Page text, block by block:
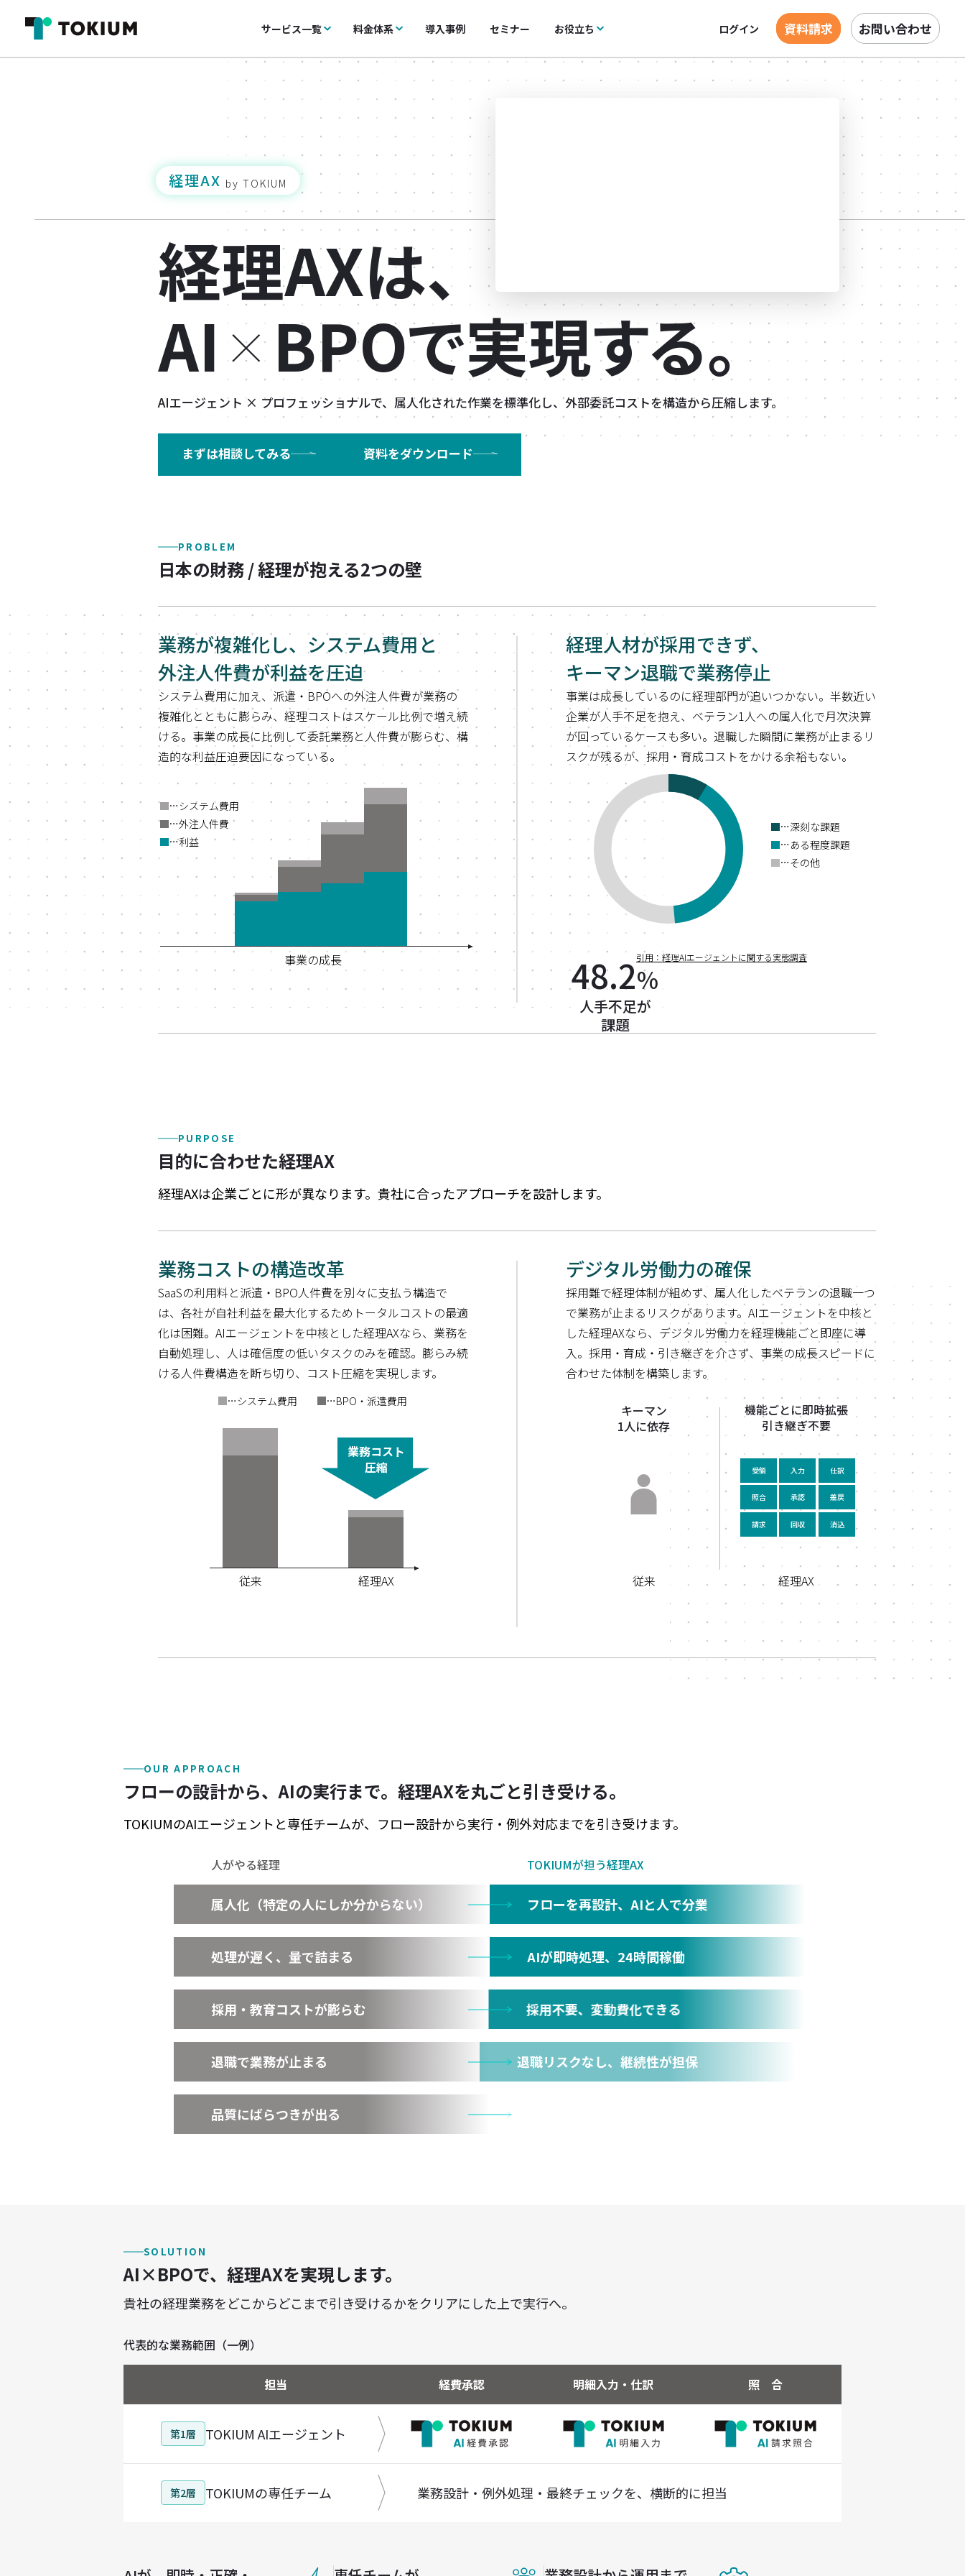
サービス一覧 料金体系 導入事例 セミナー お役立ち ログイン 資料請求 お問い合わせ
経理AX by TOKIUM
経理AXは、
AI × BPOで実現する。
AIエージェント × プロフェッショナルで、属人化された作業を標準化し、外部委託コストを構造から圧縮します。
まずは相談してみる 資料をダウンロード
PROBLEM
日本の財務 / 経理が抱える2つの壁
業務が複雑化し、システム費用と
外注人件費が利益を圧迫
システム費用に加え、派遣・BPOへの外注人件費が業務の
複雑化とともに膨らみ、経理コストはスケール比例で増え続
ける。事業の成長に比例して委託業務と人件費が膨らむ、構
造的な利益圧迫要因になっている。
…システム費用
…外注人件費
…利益
事業の成長
経理人材が採用できず、
キーマン退職で業務停止
事業は成長しているのに経理部門が追いつかない。半数近い
企業が人手不足を抱え、ベテラン1人への属人化で月次決算
が回っているケースも多い。退職した瞬間に業務が止まるリ
スクが残るが、採用・育成コストをかける余裕もない。
48.2%
人手不足が
課題
…深刻な課題
…ある程度課題
…その他
引用：経理AIエージェントに関する実態調査
PURPOSE
目的に合わせた経理AX
経理AXは企業ごとに形が異なります。 貴社に合ったアプローチを設計します。
業務コストの構造改革
SaaSの利用料と派遣・BPO人件費を別々に支払う構造で
は、各社が自社利益を最大化するためトータルコストの最適
化は困難。AIエージェントを中核とした経理AXなら、業務を
自動処理し、人は確信度の低いタスクのみを確認。膨らみ続
ける人件費構造を断ち切り、コスト圧縮を実現します。
…システム費用 …BPO・派遣費用
業務コスト
圧縮
従来 経理AX
デジタル労働力の確保
採用難で経理体制が組めず、属人化したベテランの退職一つ
で業務が止まるリスクがあります。AIエージェントを中核と
した経理AXなら、デジタル労働力を経理機能ごと即座に導
入。採用・育成・引き継ぎを介さず、事業の成長スピードに
合わせた体制を構築します。
キーマン
1人に依存
機能ごとに即時拡張
引き継ぎ不要
受領 入力 仕訳
照合 承認 差戻
請求 回収 消込
従来 経理AX
OUR APPROACH
フローの設計から、AIの実行まで。 経理AXを丸ごと引き受ける。
TOKIUMのAIエージェントと専任チームが、 フロー設計から実行・例外対応までを引き受けます。
人がやる経理 TOKIUMが担う経理AX
属人化（特定の人にしか分からない） フローを再設計、AIと人で分業
処理が遅く、量で詰まる AIが即時処理、24時間稼働
採用・教育コストが膨らむ 採用不要、変動費化できる
退職で業務が止まる 退職リスクなし、継続性が担保
品質にばらつきが出る
SOLUTION
AI×BPOで、 経理AXを実現します。
貴社の経理業務をどこからどこまで引き受けるかをクリアにした上で実行へ。
代表的な業務範囲（一例）
担当 経費承認 明細入力・仕訳 照 合
第1層 TOKIUM AIエージェント
第2層 TOKIUMの専任チーム 業務設計・例外処理・最終チェックを、横断的に担当